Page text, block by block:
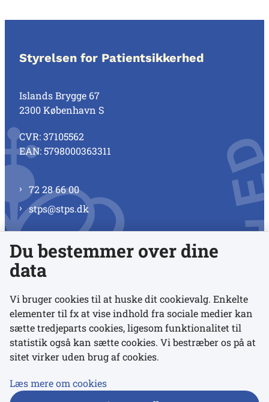
Styrelsen for Patientsikkerhed
Islands Brygge 67
2300 København S
CVR: 37105562
EAN: 5798000363311
72 28 66 00
stps@stps.dk
Se alle kontaktnumre
Links
Udgivelser
Du bestemmer over dine
data
Vi bruger cookies til at huske dit cookievalg. Enkelte
elementer til fx at vise indhold fra sociale medier kan
sætte tredjeparts cookies, ligesom funktionalitet til
statistik også kan sætte cookies. Vi bestræber os på at
sitet virker uden brug af cookies.
Læs mere om cookies